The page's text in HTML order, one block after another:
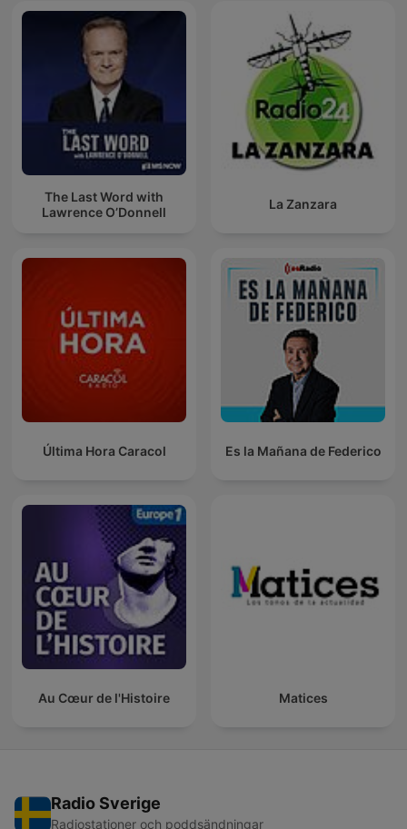
The Last Word with
Lawrence O’Donnell
La Zanzara
Última Hora Caracol Es la Mañana de Federico
Au Cœur de l'Histoire Matices
Radio Sverige
Radiostationer och poddsändningar